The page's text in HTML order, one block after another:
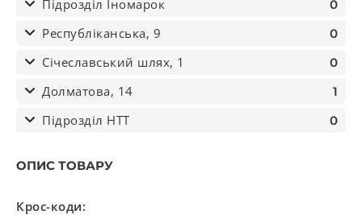
Підрозділ Іномарок 0
Республіканська, 9 0
Січеславський шлях, 1 0
Долматова, 14 1
Підрозділ НТТ 0
ОПИС ТОВАРУ
Крос-коди: